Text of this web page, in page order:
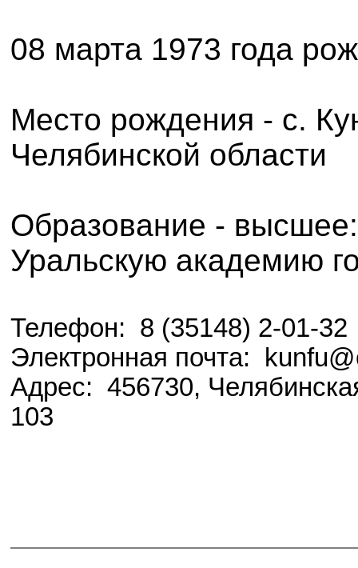
08 марта 1973 года
Место рождения - с.
Челябинской области
Образование -
Уральскую академию
Телефон: 8 (35148) 2-01-32
Электронная почта:
Адрес: 456730,
103